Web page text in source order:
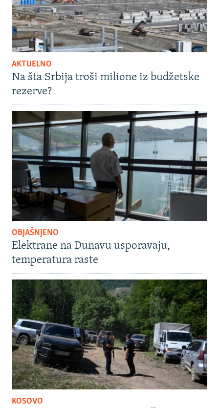
AKTUELNO
Na šta Srbija troši milione iz budžetske
rezerve?
OBJAŠNJENO
Elektrane na Dunavu usporavaju,
temperatura raste
KOSOVO